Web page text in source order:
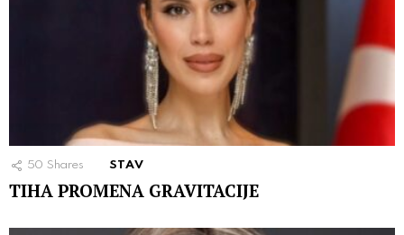
50 Shares STAV
TIHA PROMENA GRAVITACIJE